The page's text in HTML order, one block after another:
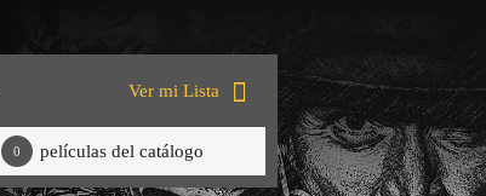
Ver mi Lista
0 películas del catálogo